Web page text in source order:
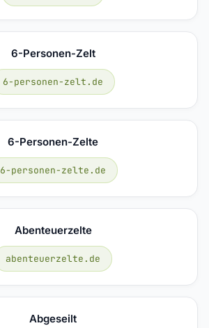
6-Personen-Zelt
6-personen-zelt.de
6-Personen-Zelte
6-personen-zelte.de
Abenteuerzelte
abenteuerzelte.de
Abgeseilt